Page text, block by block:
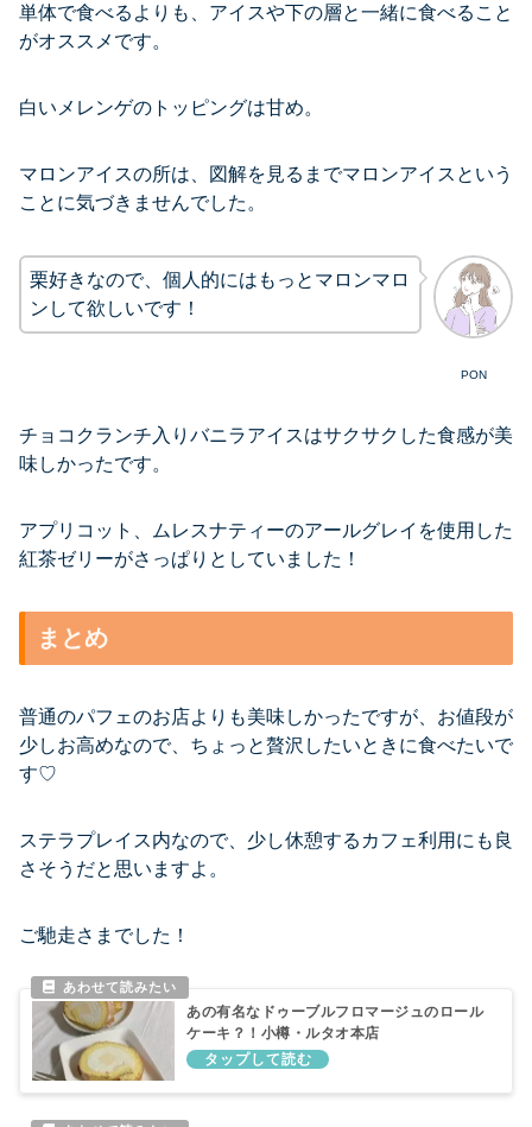
単体で食べるよりも、アイスや下の層と一緒に食べること
がオススメです。
白いメレンゲのトッピングは甘め。
マロンアイスの所は、図解を見るまでマロンアイスという
ことに気づきませんでした。
PON
栗好きなので、個人的にはもっとマロンマロ
ンして欲しいです！
チョコクランチ入りバニラアイスはサクサクした食感が美
味しかったです。
アプリコット、ムレスナティーのアールグレイを使用した
紅茶ゼリーがさっぱりとしていました！
まとめ
普通のパフェのお店よりも美味しかったですが、お値段が
少しお高めなので、ちょっと贅沢したいときに食べたいで
す♡
ステラプレイス内なので、少し休憩するカフェ利用にも良
さそうだと思いますよ。
ご馳走さまでした！
あの有名なドゥーブルフロマージュのロール
ケーキ？！小樽・ルタオ本店